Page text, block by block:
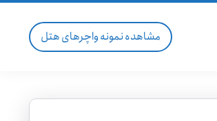
مشاهده نمونه واچرهای هتل